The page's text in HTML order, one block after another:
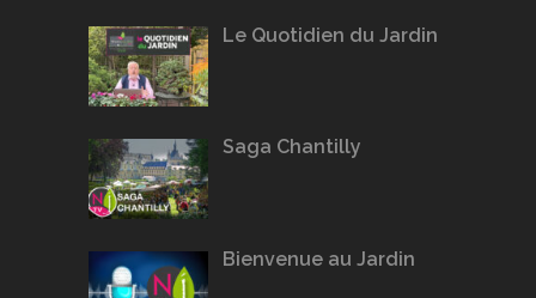
Le Quotidien du Jardin
Saga Chantilly
Bienvenue au Jardin